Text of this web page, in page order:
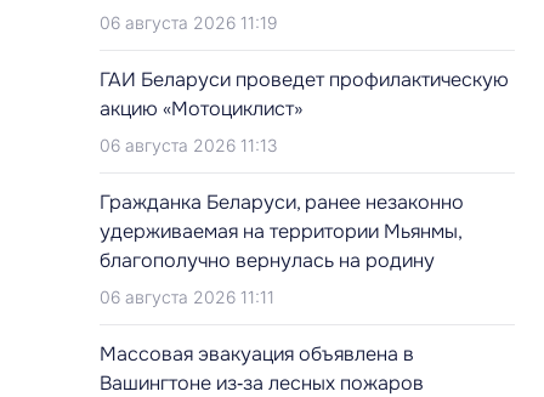
06 августа 2026 11:19
ГАИ Беларуси проведет профилактическую
акцию «Мотоциклист»
06 августа 2026 11:13
Гражданка Беларуси, ранее незаконно
удерживаемая на территории Мьянмы,
благополучно вернулась на родину
06 августа 2026 11:11
Массовая эвакуация объявлена в
Вашингтоне из‑за лесных пожаров